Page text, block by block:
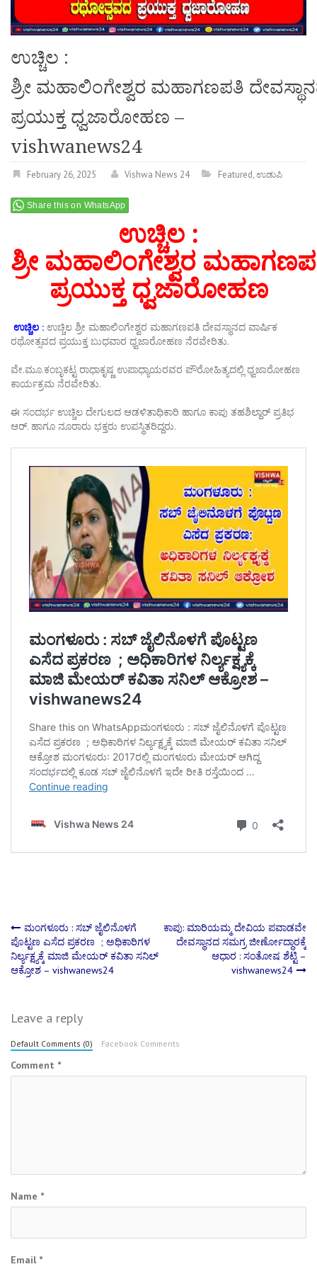
ಉಚ್ಚಿಲ :
ಶ್ರೀ ಮಹಾಲಿಂಗೇಶ್ವರ ಮಹಾಗಣಪತಿ
ಪ್ರಯುಕ್ತ ಧ್ವಜಾರೋಹಣ –
vishwanews24
February 26, 2025 Vishwa News 24 Featured,ಉಡುಪಿ
Share this on WhatsApp
ಉಚ್ಚಿಲ :
ಶ್ರೀ ಮಹಾಲಿಂಗೇಶ್ವರ
ಪ್ರಯುಕ್ತ ಧ್ವಜಾರೋಹಣ
ಉಚ್ಚಿಲ : ಉಚ್ಚಿಲ ಶ್ರೀ ಮಹಾಲಿಂಗೇಶ್ವರ ಮಹಾಗಣಪತಿ ದೇವಸ್ಥಾನದ ವಾರ್ಷಿಕ
ರಥೋತ್ಸವದ ಪ್ರಯುಕ್ತ ಬುಧವಾರ ಧ್ವಜಾರೋಹಣ ನೆರವೇರಿತು.
ವೇ.ಮೂ.ಕಂಬ್ಳಕಟ್ಟ ರಾಧಾಕೃಷ್ಣ ಉಪಾಧ್ಯಾಯರವರ ಪೌರೋಹಿತ್ಯದಲ್ಲಿ ಧ್ವಜಾರೋಹಣ
ಕಾರ್ಯಕ್ರಮ ನೆರವೇರಿತು.
ಈ ಸಂದರ್ಭ ಉಚ್ಚಿಲ ದೇಗುಲದ ಆಡಳಿತಾಧಿಕಾರಿ ಹಾಗೂ ಕಾಪು ತಹಶಿಲ್ದಾರ್ ಪ್ರತಿಭ
ಆರ್. ಹಾಗೂ ನೂರಾರು ಭಕ್ತರು ಉಪಸ್ಥಿತರಿದ್ದರು.
Post
navigation
ಮಂಗಳೂರು : ಸಬ್ ಜೈಲಿನೊಳಗೆ
ಪೊಟ್ಟಣ ಎಸೆದ ಪ್ರಕರಣ ; ಅಧಿಕಾರಿಗಳ
ನಿರ್ಲ್ಯಕ್ಷ್ಯಕ್ಕೆ ಮಾಜಿ ಮೇಯರ್ ಕವಿತಾ ಸನಿಲ್
ಆಕ್ರೋಶ – vishwanews24
ಕಾಪು: ಮಾರಿಯಮ್ಮ ದೇವಿಯ ಪವಾಡವೇ
ದೇವಸ್ಥಾನದ ಸಮಗ್ರ ಜೀರ್ಣೋದ್ಧಾರಕ್ಕೆ
ಆಧಾರ : ಸಂತೋಷ ಶೆಟ್ಟಿ –
vishwanews24
Leave a reply
Default Comments (0) Facebook Comments
Comment *
Name *
Email *